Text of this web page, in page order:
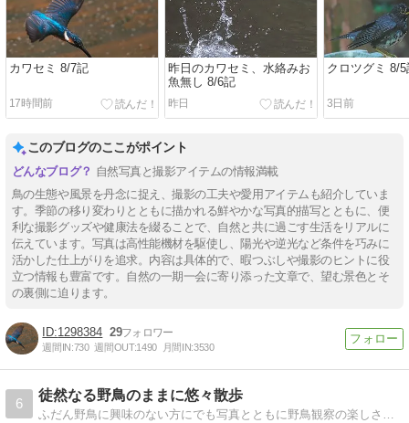
カワセミ 8/7記
17時間前
昨日のカワセミ、水絡みお
魚無し 8/6記
昨日
クロツグミ 8/5
3日前
このブログのここがポイント
自然写真と撮影アイテムの情報満載
鳥の生態や風景を丹念に捉え、撮影の工夫や愛用アイテムも紹介していま
す。季節の移り変わりとともに描かれる鮮やかな写真的描写とともに、便
利な撮影グッズや健康法を綴ることで、自然と共に過ごす生活をリアルに
伝えています。写真は高性能機材を駆使し、陽光や逆光など条件を巧みに
活かした仕上がりを追求。内容は具体的で、暇つぶしや撮影のヒントに役
立つ情報も豊富です。自然の一期一会に寄り添った文章で、望む景色とそ
の裏側に迫ります。
1298384 29
週間IN:730 週間OUT:1490 月間IN:3530
6
徒然なる野鳥のままに悠々散歩
ふだん野鳥に興味のない方にでも写真とともに野鳥観察の楽しさを発信していけたらいいなと思っています。 素人による野鳥解説ブログです。 親しみやすい身近な野鳥を中心に紹介します。